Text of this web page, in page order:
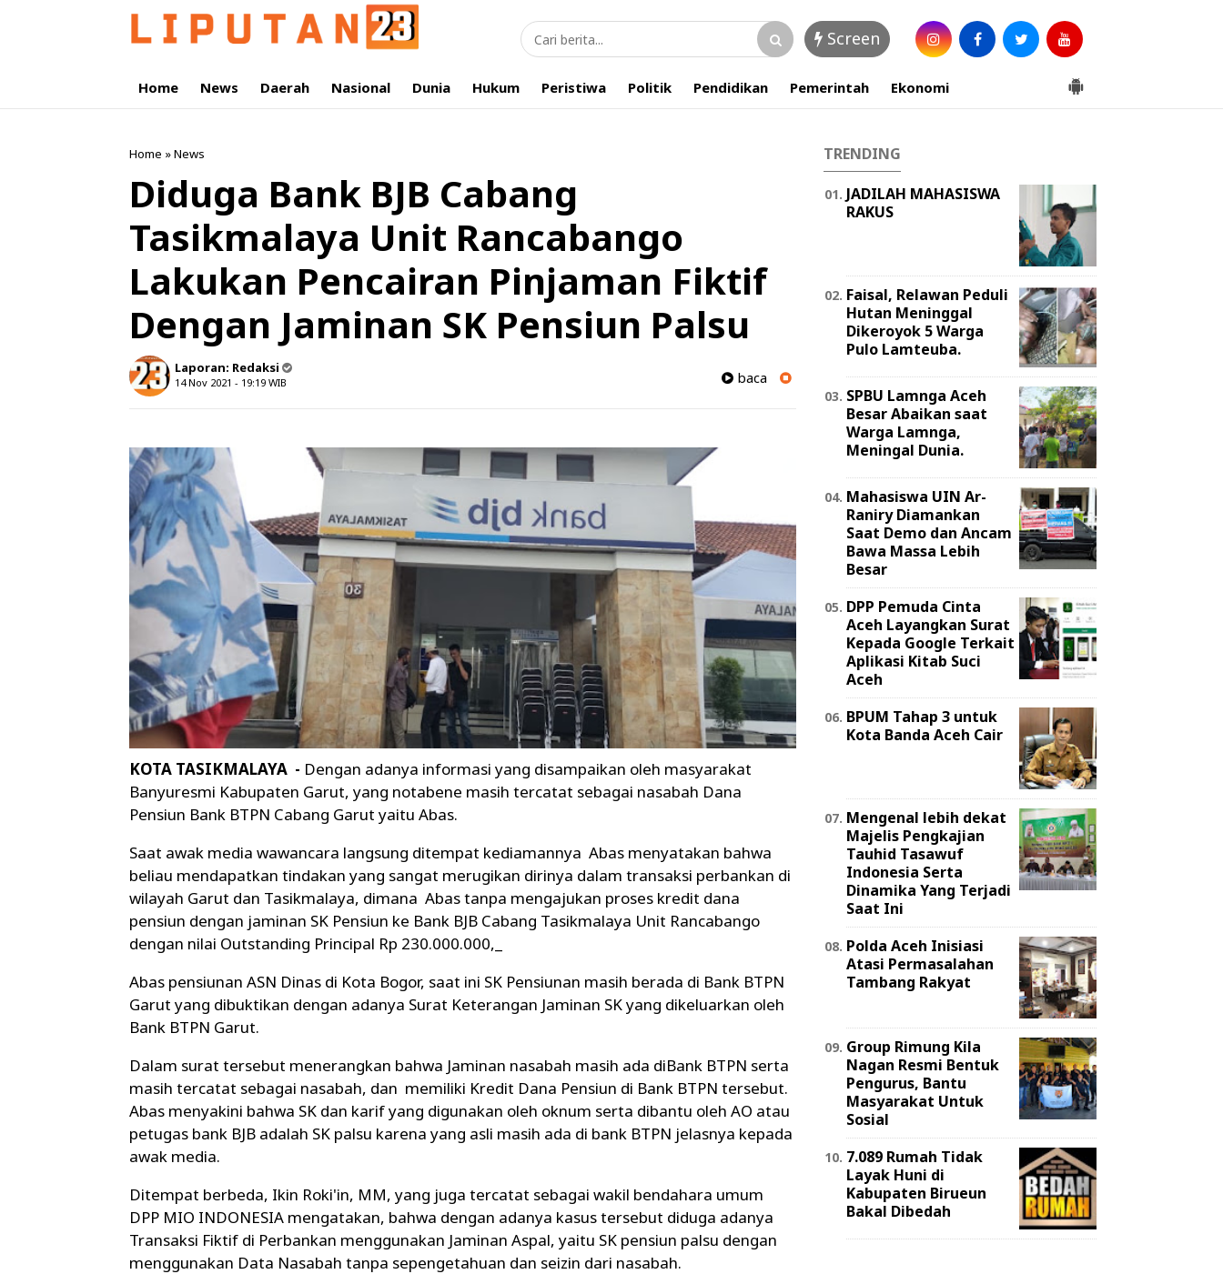
Screen
Home News Daerah Nasional Dunia Hukum Peristiwa Politik Pendidikan Pemerintah Ekonomi
Home »News
Diduga Bank BJB Cabang
Tasikmalaya Unit Rancabango
Lakukan Pencairan Pinjaman Fiktif
Dengan Jaminan SK Pensiun Palsu
Laporan: Redaksi
14 Nov 2021 - 19:19 WIB baca
KOTA TASIKMALAYA - Dengan adanya informasi yang disampaikan oleh masyarakat
Banyuresmi Kabupaten Garut, yang notabene masih tercatat sebagai nasabah Dana
Pensiun Bank BTPN Cabang Garut yaitu Abas.
Saat awak media wawancara langsung ditempat kediamannya Abas menyatakan bahwa
beliau mendapatkan tindakan yang sangat merugikan dirinya dalam transaksi perbankan di
wilayah Garut dan Tasikmalaya, dimana Abas tanpa mengajukan proses kredit dana
pensiun dengan jaminan SK Pensiun ke Bank BJB Cabang Tasikmalaya Unit Rancabango
dengan nilai Outstanding Principal Rp 230.000.000,_
Abas pensiunan ASN Dinas di Kota Bogor, saat ini SK Pensiunan masih berada di Bank BTPN
Garut yang dibuktikan dengan adanya Surat Keterangan Jaminan SK yang dikeluarkan oleh
Bank BTPN Garut.
Dalam surat tersebut menerangkan bahwa Jaminan nasabah masih ada diBank BTPN serta
masih tercatat sebagai nasabah, dan memiliki Kredit Dana Pensiun di Bank BTPN tersebut.
Abas menyakini bahwa SK dan karif yang digunakan oleh oknum serta dibantu oleh AO atau
petugas bank BJB adalah SK palsu karena yang asli masih ada di bank BTPN jelasnya kepada
awak media.
Ditempat berbeda, Ikin Roki'in, MM, yang juga tercatat sebagai wakil bendahara umum
DPP MIO INDONESIA mengatakan, bahwa dengan adanya kasus tersebut diduga adanya
Transaksi Fiktif di Perbankan menggunakan Jaminan Aspal, yaitu SK pensiun palsu dengan
menggunakan Data Nasabah tanpa sepengetahuan dan seizin dari nasabah.
TRENDING
JADILAH MAHASISWA
RAKUS
Faisal, Relawan Peduli
Hutan Meninggal
Dikeroyok 5 Warga
Pulo Lamteuba.
SPBU Lamnga Aceh
Besar Abaikan saat
Warga Lamnga,
Meningal Dunia.
Mahasiswa UIN Ar-
Raniry Diamankan
Saat Demo dan Ancam
Bawa Massa Lebih
Besar
DPP Pemuda Cinta
Aceh Layangkan Surat
Kepada Google Terkait
Aplikasi Kitab Suci
Aceh
BPUM Tahap 3 untuk
Kota Banda Aceh Cair
Mengenal lebih dekat
Majelis Pengkajian
Tauhid Tasawuf
Indonesia Serta
Dinamika Yang Terjadi
Saat Ini
Polda Aceh Inisiasi
Atasi Permasalahan
Tambang Rakyat
Group Rimung Kila
Nagan Resmi Bentuk
Pengurus, Bantu
Masyarakat Untuk
Sosial
7.089 Rumah Tidak
Layak Huni di
Kabupaten Birueun
Bakal Dibedah